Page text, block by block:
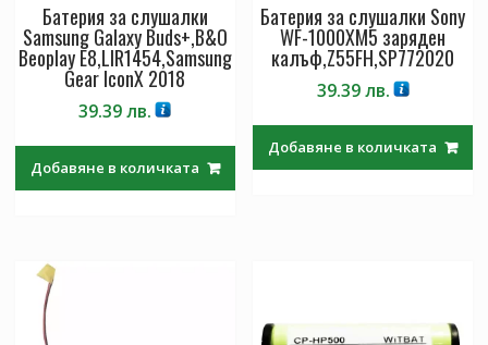
Батерия за слушалки
Samsung Galaxy Buds+,B&O
Beoplay E8,LIR1454,Samsung
Gear IconX 2018
39.39лв.
Добавяне в количката
Батерия за слушалки Sony
WF-1000XM5 заряден
калъф,Z55FH,SP772020
39.39лв.
Добавяне в количката